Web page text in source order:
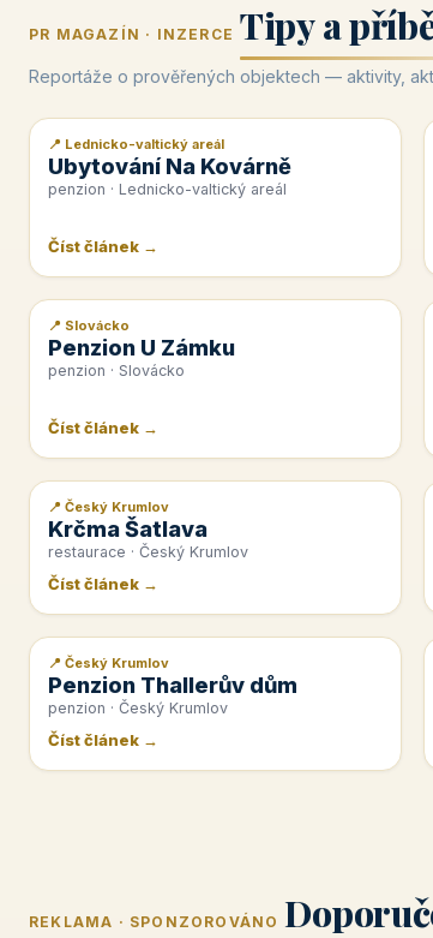
PR MAGAZÍN · INZERCE Tipy a
Reportáže o prověřených objektech — aktivity,
📰 PR článek
📍 Lednicko-valtický areál
Ubytování Na Kovárně
penzion · Lednicko-valtický areál
Číst článek →
📰 PR článek
📍 Slovácko
Penzion U Zámku
penzion · Slovácko
Číst článek →
📰 PR článek
📍 Český Krumlov
Krčma Šatlava
restaurace · Český Krumlov
Číst článek →
📰 PR článek
📍 Český Krumlov
Penzion Thallerův dům
penzion · Český Krumlov
Číst článek →
REKLAMA · SPONZOROVÁNO